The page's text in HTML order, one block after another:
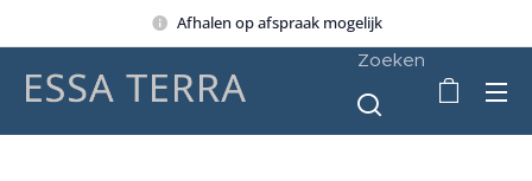
Afhalen op afspraak mogelijk
Zoeken